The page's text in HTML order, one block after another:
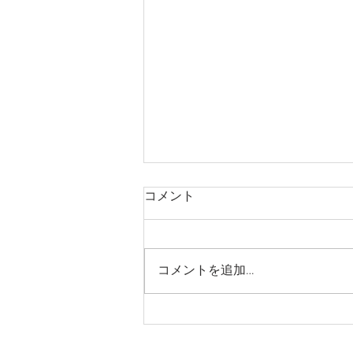
コメント
コメントを追加…